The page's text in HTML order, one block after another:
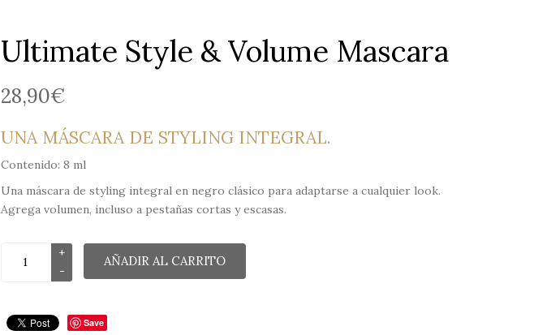
Ultimate Style & Volume Mascara
28,90€
UNA MÁSCARA DE STYLING INTEGRAL.
Contenido: 8 ml
Una máscara de styling integral en negro clásico para adaptarse a cualquier look.
Agrega volumen, incluso a pestañas cortas y escasas.
AÑADIR AL CARRITO
Save